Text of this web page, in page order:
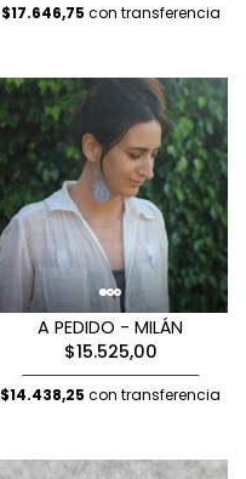
$17.646,75 con transferencia
A PEDIDO - MILÁN
$15.525,00
$14.438,25 con transferencia